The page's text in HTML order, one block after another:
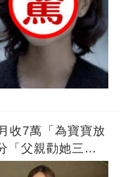
收7萬「為寶寶放
「父親勸她三